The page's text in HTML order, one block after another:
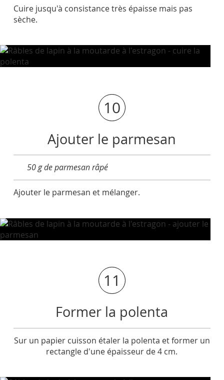
Cuire jusqu'à consistance très épaisse mais pas
sèche.
10
Ajouter le parmesan
50 g de parmesan râpé
Ajouter le parmesan et mélanger.
11
Former la polenta
Sur un papier cuisson étaler la polenta et former un
rectangle d'une épaisseur de 4 cm.